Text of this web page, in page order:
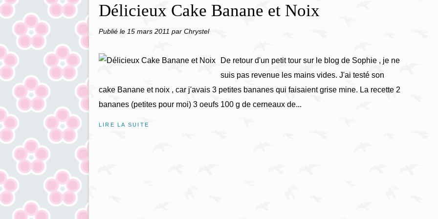
Délicieux Cake Banane et Noix
Publié le 15 mars 2011 par Chrystel
De retour d'un petit tour sur le blog de Sophie , je ne
suis pas revenue les mains vides. J'ai testé son
cake Banane et noix , car j'avais 3 petites bananes qui faisaient grise mine. La recette 2
bananes (petites pour moi) 3 oeufs 100 g de cerneaux de...
LIRE LA SUITE